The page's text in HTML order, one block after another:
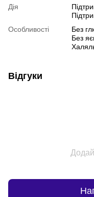
Дія
Особливості
Без
Без
Відгуки